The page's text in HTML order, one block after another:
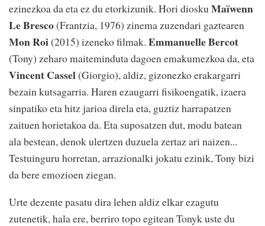
ezinezkoa da eta ez du etorkizunik. Hori dioskuMaïwenn
Le Bresco(Frantzia, 1976) zinema zuzendari gaztearen
Mon Roi(2015) izeneko filmak. Emmanuelle Bercot
(Tony) zeharo maiteminduta dagoen emakumezkoa da, eta
Vincent Cassel(Giorgio), aldiz, gizonezko erakargarri
bezain kutsagarria. Haren ezaugarri fisikoengatik, izaera
sinpatiko eta hitz jarioa direla eta, guztiz harrapatzen
zaituen horietakoa da. Eta suposatzen dut, modu batean
ala bestean, denok ulertzen duzuela zertaz ari naizen...
Testuinguru horretan, arrazionalki jokatu ezinik, Tony bizi
da bere emozioen ziegan.
Urte dezente pasatu dira lehen aldiz elkar ezagutu
zutenetik, hala ere, berriro topo egitean Tonyk uste du